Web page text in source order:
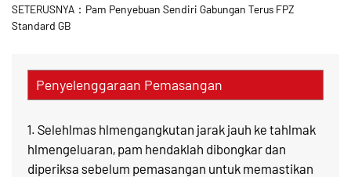
SETERUSNYA：Pam Penyebuan Sendiri Gabungan Terus FPZ
Standard GB
Penyelenggaraan Pemasangan
1. Selehlmas hlmengangkutan jarak jauh ke tahlmak
hlmengeluaran, pam hendaklah dibongkar dan
diperiksa sebelum pemasangan untuk memastikan